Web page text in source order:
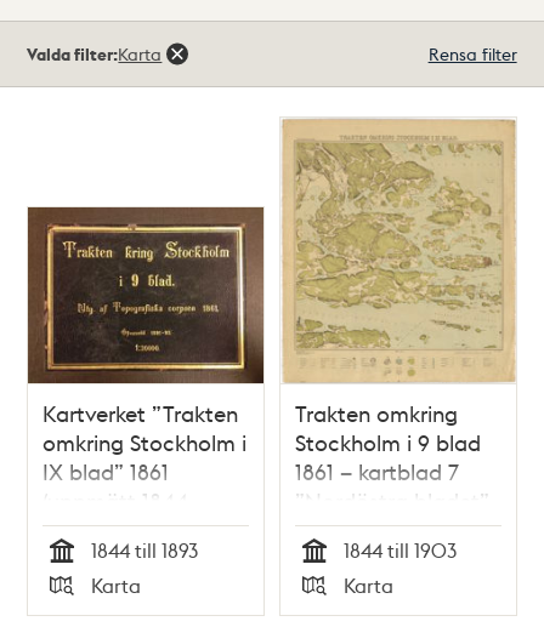
träffar
Valda filter:Karta Rensa filter
Kartverket ”Trakten
omkring Stockholm i
IX blad” 1861
(uppmätt 1844-
1850, översedd 1891-
1893)
Tid
1844 till 1893
Typ
Karta
Trakten omkring
Stockholm i 9 blad
1861 – kartblad 7
”Nordöstra bladet”,
översett 1892
Tid
1844 till 1903
Typ
Karta